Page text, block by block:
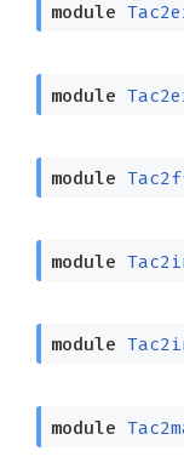
module
module
module
module
module
module